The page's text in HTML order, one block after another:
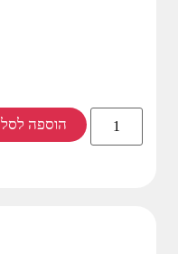
הוספה לסל